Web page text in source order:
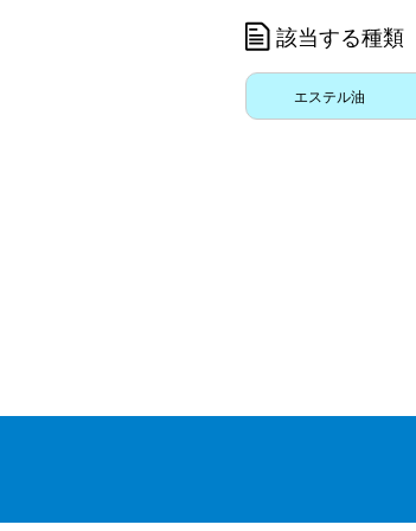
該当する種類
エステル油